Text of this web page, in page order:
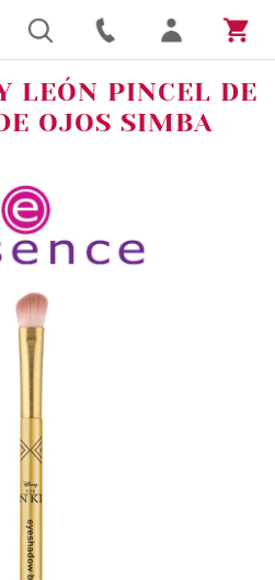
LEÓN PINCEL DE
OJOS SIMBA